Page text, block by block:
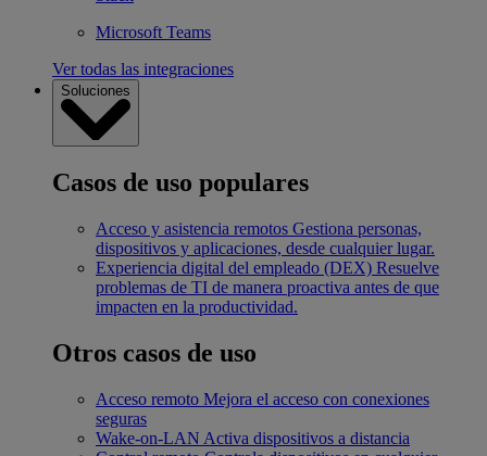
Microsoft Teams
Ver todas las integraciones
Soluciones
Casos de uso populares
Acceso y asistencia remotos Gestiona personas,
dispositivos y aplicaciones, desde cualquier lugar.
Experiencia digital del empleado (DEX) Resuelve
problemas de TI de manera proactiva antes de que
impacten en la productividad.
Otros casos de uso
Acceso remoto Mejora el acceso con conexiones
seguras
Wake-on-LAN Activa dispositivos a distancia